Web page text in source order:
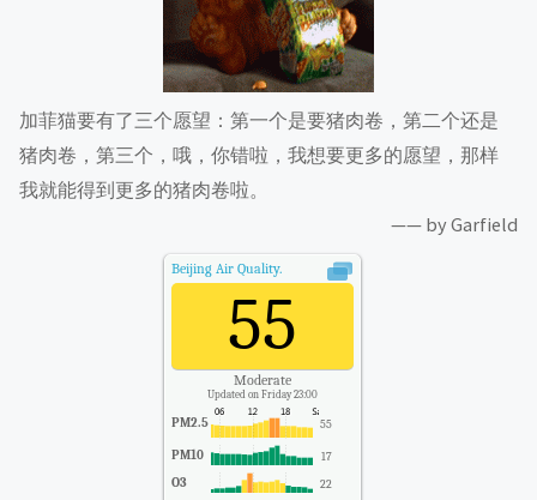
加菲猫要有了三个愿望：第一个是要猪肉卷，第二个还是
猪肉卷，第三个，哦，你错啦，我想要更多的愿望，那样
我就能得到更多的猪肉卷啦。
—— by Garfield
Beijing Air Quality.
55
Moderate
Updated on Friday 23:00
PM2.5 55
PM10 17
O3 22